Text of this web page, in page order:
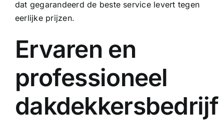
dat gegarandeerd de beste service levert tegen
eerlijke prijzen.
Ervaren en
professioneel
dakdekkersbedrijf